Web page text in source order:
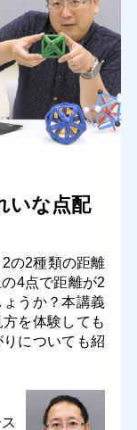
いな点配
の2種類の距離
4点で距離が2
うか？本講義
を体験しても
についても紹